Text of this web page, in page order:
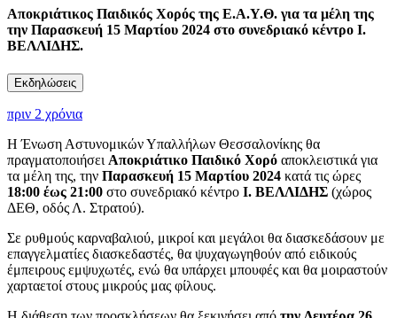
Αποκριάτικος Παιδικός Χορός της Ε.Α.Υ.Θ. για τα μέλη της
την Παρασκευή 15 Μαρτίου 2024 στο συνεδριακό κέντρο Ι.
ΒΕΛΛΙΔΗΣ.
Εκδηλώσεις
πριν 2 χρόνια
Η Ένωση Αστυνομικών Υπαλλήλων Θεσσαλονίκης θα
πραγματοποιήσει Αποκριάτικο Παιδικό Χορό αποκλειστικά για
τα μέλη της, την Παρασκευή 15 Μαρτίου 2024 κατά τις ώρες
18:00 έως 21:00 στο συνεδριακό κέντρο Ι. ΒΕΛΛΙΔΗΣ (χώρος
ΔΕΘ, οδός Λ. Στρατού).
Σε ρυθμούς καρναβαλιού, μικροί και μεγάλοι θα διασκεδάσουν με
επαγγελματίες διασκεδαστές, θα ψυχαγωγηθούν από ειδικούς
έμπειρους εμψυχωτές, ενώ θα υπάρχει μπουφές και θα μοιραστούν
χαρταετοί στους μικρούς μας φίλους.